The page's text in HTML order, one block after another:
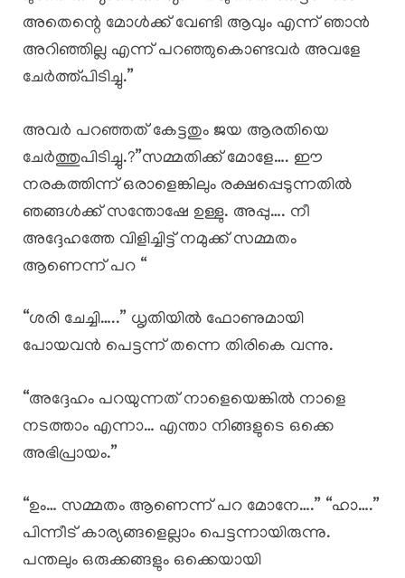
അതെന്റെ മോൾക്ക് വേണ്ടി ആവും എന്ന് ഞാൻ
അറിഞ്ഞില്ല എന്ന് പറഞ്ഞുകൊണ്ടവർ അവളേ
ചേർത്ത്പിടിച്ചു.”
അവർ പറഞ്ഞത് കേട്ടതും ജയ ആരതിയെ
ചേർത്തുപിടിച്ചു.?”സമ്മതിക്ക് മോളേ…. ഈ
നരകത്തിന്ന് ഒരാളെങ്കിലും രക്ഷപ്പെടുന്നതിൽ
ഞങ്ങൾക്ക് സന്തോഷേ ഉള്ളു. അപ്പു…. നീ
അദ്ദേഹത്തേ വിളിച്ചിട്ട് നമുക്ക് സമ്മതം
ആണെന്ന് പറ “
“ശരി ചേച്ചി…..” ധൃതിയിൽ ഫോണുമായി
പോയവൻ പെട്ടന്ന് തന്നെ തിരികെ വന്നു.
“അദ്ദേഹം പറയുന്നത് നാളെയെങ്കിൽ നാളെ
നടത്താം എന്നാ… എന്താ നിങ്ങളുടെ ഒക്കെ
അഭിപ്രായം.”
“ഉം… സമ്മതം ആണെന്ന് പറ മോനേ….” “ഹാ….”
പിന്നീട് കാര്യങ്ങളെല്ലാം പെട്ടന്നായിരുന്നു.
പന്തലും ഒരുക്കങ്ങളും ഒക്കെയായി